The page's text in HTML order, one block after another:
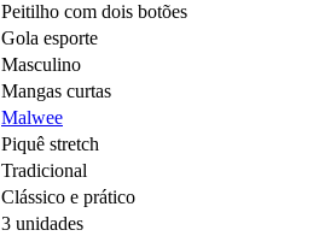
Peitilho com dois botões
Gola esporte
Masculino
Mangas curtas
Malwee
Piquê stretch
Tradicional
Clássico e prático
3 unidades